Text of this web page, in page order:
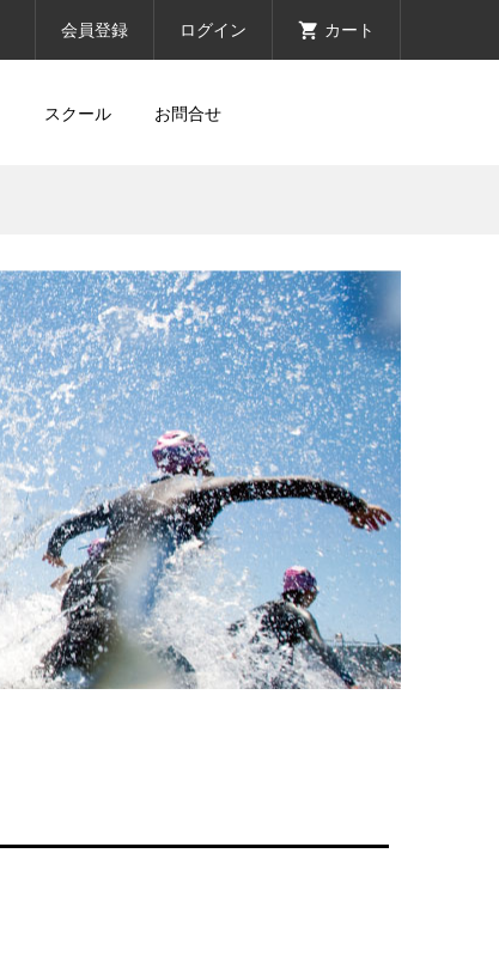
会員登録 ログイン カート
スクール お問合せ